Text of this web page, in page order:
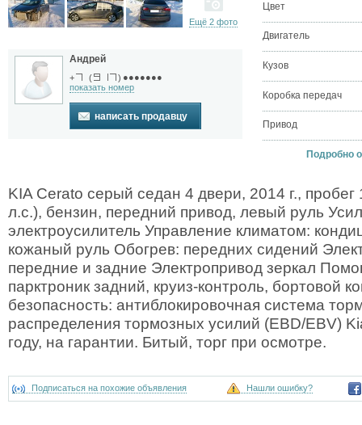
Ещё 2 фото
Андрей
+ ( ) ●●●●●●●
показать номер
написать продавцу
Цвет
Двигатель
Кузов
Коробка передач
Привод
Подробно
KIA Cerato серый седан 4 двери, 2014 г.,
л.с.), бензин, передний привод, левый руль
электроусилитель Управление климатом:
кожаный руль Обогрев: передних сидений
передние и задние Электропривод зеркал
парктроник задний, круиз-контроль, бортовой
безопасность: антиблокировочная система
распределения тормозных усилий (EBD/EBV)
году, на гарантии. Битый, торг при осмотре.
Подписаться на похожие объявления Нашли ошибку?